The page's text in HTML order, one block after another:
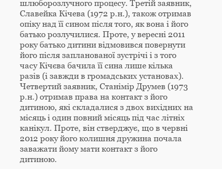
шлюборозлучного процесу. Третій заявник,
Славейка Кічева (1972 р.н.), також отримав
опіку над її сином після того, як вона і його
батько розлучилися. Проте, у вересні 2011
року батько дитини відмовився повернути
його після запланованої зустрічі і з того
часу Кічєва бачила її сина лише кілька
разів (і завжди в громадських установах).
Четвертий заявник, Станімір Друмев (1973
р.н.) отримав права на контакт з його
дитиною, які складалися з двох вихідних на
місяць і один повний місяць під час літніх
канікул. Проте, він стверджує, що в червні
2012 року його колишня дружина почала
заважати йому мати контакт з його
дитиною.